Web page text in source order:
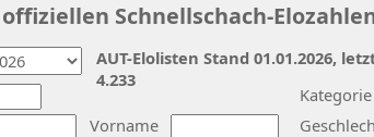
Schnellschach-
Vorname
Kategorie
AUT-Elolisten Stand 01.01.2026,
4.233